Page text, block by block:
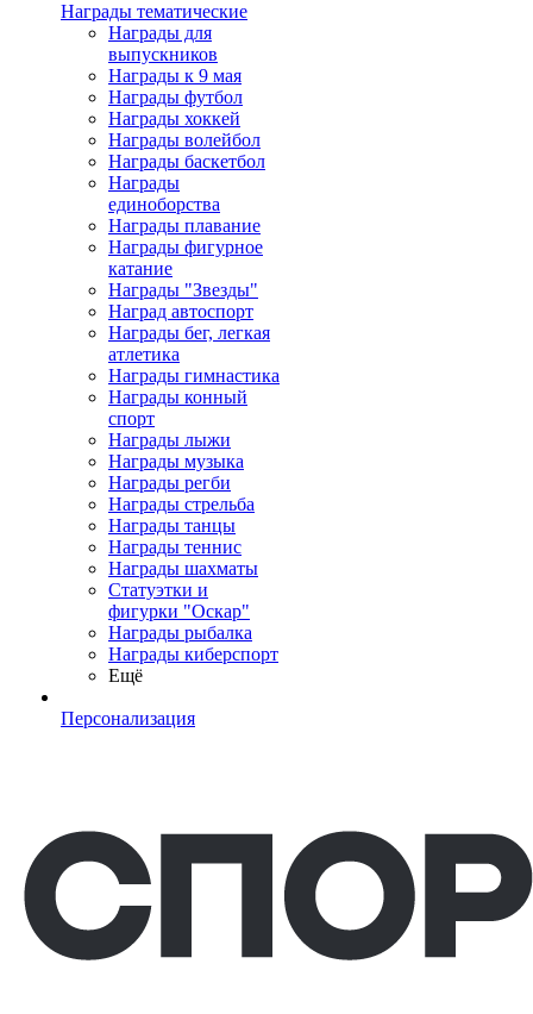
Награды тематические
Награды для
выпускников
Награды к 9 мая
Награды футбол
Награды хоккей
Награды волейбол
Награды баскетбол
Награды
единоборства
Награды плавание
Награды фигурное
катание
Награды "Звезды"
Наград автоспорт
Награды бег, легкая
атлетика
Награды гимнастика
Награды конный
спорт
Награды лыжи
Награды музыка
Награды регби
Награды стрельба
Награды танцы
Награды теннис
Награды шахматы
Статуэтки и
фигурки "Оскар"
Награды рыбалка
Награды киберспорт
Ещё
Персонализация